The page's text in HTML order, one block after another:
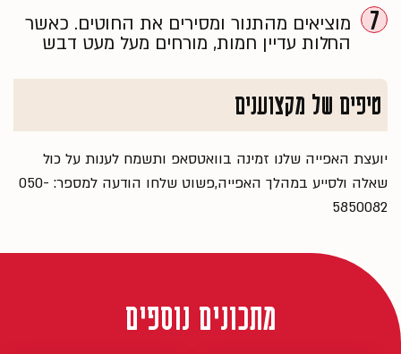
7
מוציאים מהתנור ומסירים את החוטים. כאשר
החלות עדיין חמות, מורחים מעל מעט דבש
טיפים של מקצוענים
יועצת האפייה שלנו זמינה בוואטסאפ ותשמח לענות על כול
שאלה ולסייע במהלך האפייה,פשוט שלחו הודעה למספר: 050-
5850082
מתכונים נוספים